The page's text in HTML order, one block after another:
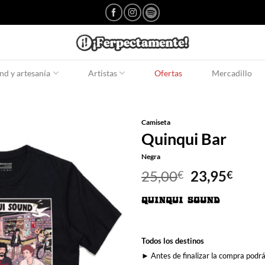
y artesanía Artistas Ofertas Mercadillo
Camiseta
Quinqui Bar
Negra
25,00€ El
precio
original
23,95€El
Todos los destinos
► Antes de finalizar la compra